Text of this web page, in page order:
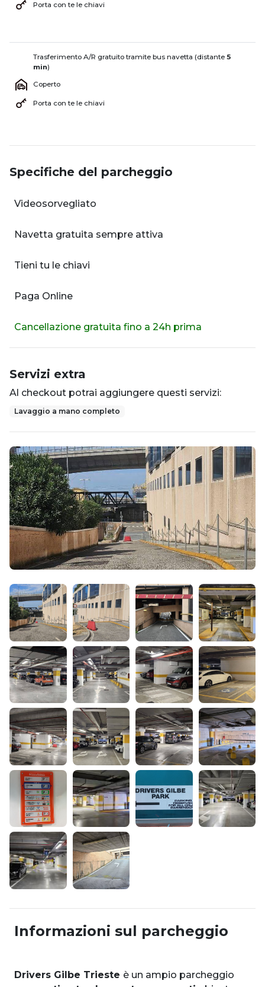
Porta con te le chiavi
Trasferimento A/R gratuito tramite bus navetta (distante 5
min)
Coperto
Porta con te le chiavi
Specifiche del parcheggio
Videosorvegliato
Navetta gratuita sempre attiva
Tieni tu le chiavi
Paga Online
Cancellazione gratuita fino a 24h prima
Servizi extra
Al checkout potrai aggiungere questi servizi:
Lavaggio a mano completo
Informazioni sul parcheggio
Drivers Gilbe Trieste è un ampio parcheggio